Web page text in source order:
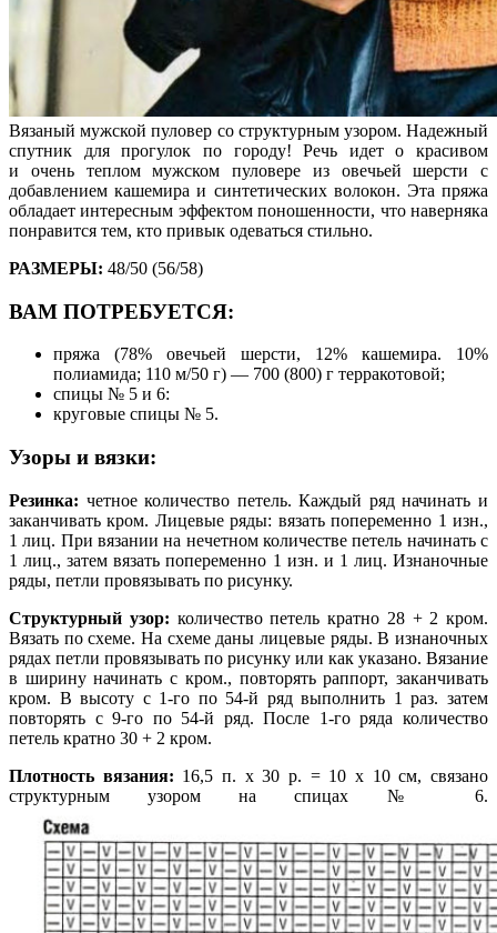
Вязаный мужской пуловер со структурным узором. Надежный
спутник для прогулок по городу! Речь идет о красивом
и очень теплом мужском пуловере из овечьей шерсти с
добавлением кашемира и синтетических волокон. Эта пряжа
обладает интересным эффектом поношенности, что наверняка
понравится тем, кто привык одеваться стильно.
РАЗМЕРЫ: 48/50 (56/58)
ВАМ ПОТРЕБУЕТСЯ:
пряжа (78% овечьей шерсти, 12% кашемира. 10%
полиамида; 110 м/50 г) — 700 (800) г терракотовой;
спицы № 5 и 6:
круговые спицы № 5.
Узоры и вязки:
Резинка: четное количество петель. Каждый ряд начинать и
заканчивать кром. Лицевые ряды: вязать попеременно 1 изн.,
1 лиц. При вязании на нечетном количестве петель начинать с
1 лиц., затем вязать попеременно 1 изн. и 1 лиц. Изнаночные
ряды, петли провязывать по рисунку.
Структурный узор: количество петель кратно 28 + 2 кром.
Вязать по схеме. На схеме даны лицевые ряды. В изнаночных
рядах петли провязывать по рисунку или как указано. Вязание
в ширину начинать с кром., повторять раппорт, заканчивать
кром. В высоту с 1-го по 54-й ряд выполнить 1 раз. затем
повторять с 9-го по 54-й ряд. После 1-го ряда количество
петель кратно 30 + 2 кром.
Плотность вязания: 16,5 п. х 30 р. = 10 х 10 см, связано
структурным узором на спицах № 6.